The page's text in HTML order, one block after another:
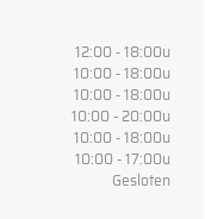
12:00 - 18:00u
10:00 - 18:00u
10:00 - 18:00u
10:00 - 20:00u
10:00 - 18:00u
10:00 - 17:00u
Gesloten